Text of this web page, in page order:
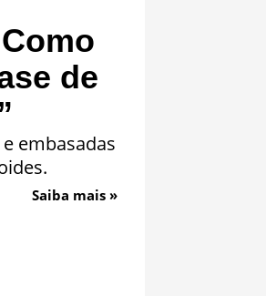
de
embasadas
Saiba mais »